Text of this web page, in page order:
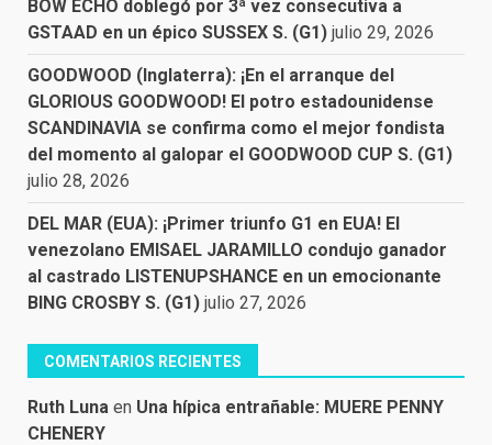
BOW ECHO doblegó por 3ª vez consecutiva a
GSTAAD en un épico SUSSEX S. (G1) julio 29, 2026
GOODWOOD (Inglaterra): ¡En el arranque del
GLORIOUS GOODWOOD! El potro estadounidense
SCANDINAVIA se confirma como el mejor fondista
del momento al galopar el GOODWOOD CUP S. (G1)
julio 28, 2026
DEL MAR (EUA): ¡Primer triunfo G1 en EUA! El
venezolano EMISAEL JARAMILLO condujo ganador
al castrado LISTENUPSHANCE en un emocionante
BING CROSBY S. (G1) julio 27, 2026
COMENTARIOS RECIENTES
Ruth Luna en Una hípica entrañable: MUERE PENNY
CHENERY